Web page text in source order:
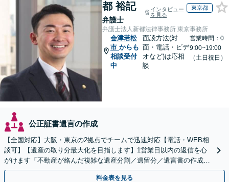
都 裕記
弁護士
インタビュー
を見る
東京都
弁護士法人新都法律事務所 東京事務所
会津若松
市 からも
相談受付
中
面談方法(対
面・電話・ビデ
オなど)は応相
談
営業時間：0
9:00~19:00
（土日祝日）
公正証書遺言の作成
【全国対応】大阪・東京の2拠点でチームで迅速対応【電話・WEB相
談可】【遺産の取り分最大化を目指します】1営業日以内の返信を心
がけます「不動産が絡んだ複雑な遺産分割／遺留分／遺言書の作成・
執行／事業承継など、お任せください」【休日相談あり】
料金表を見る